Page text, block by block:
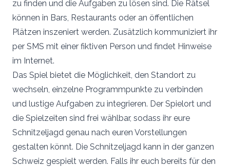
zu finden und die Aufgaben zu lösen sind. Die Rätsel
können in Bars, Restaurants oder an öffentlichen
Plätzen inszeniert werden. Zusätzlich kommuniziert ihr
per SMS mit einer fiktiven Person und findet Hinweise
im Internet.
Das Spiel bietet die Möglichkeit, den Standort zu
wechseln, einzelne Programmpunkte zu verbinden
und lustige Aufgaben zu integrieren. Der Spielort und
die Spielzeiten sind frei wählbar, sodass ihr eure
Schnitzeljagd genau nach euren Vorstellungen
gestalten könnt. Die Schnitzeljagd kann in der ganzen
Schweiz gespielt werden. Falls ihr euch bereits für den